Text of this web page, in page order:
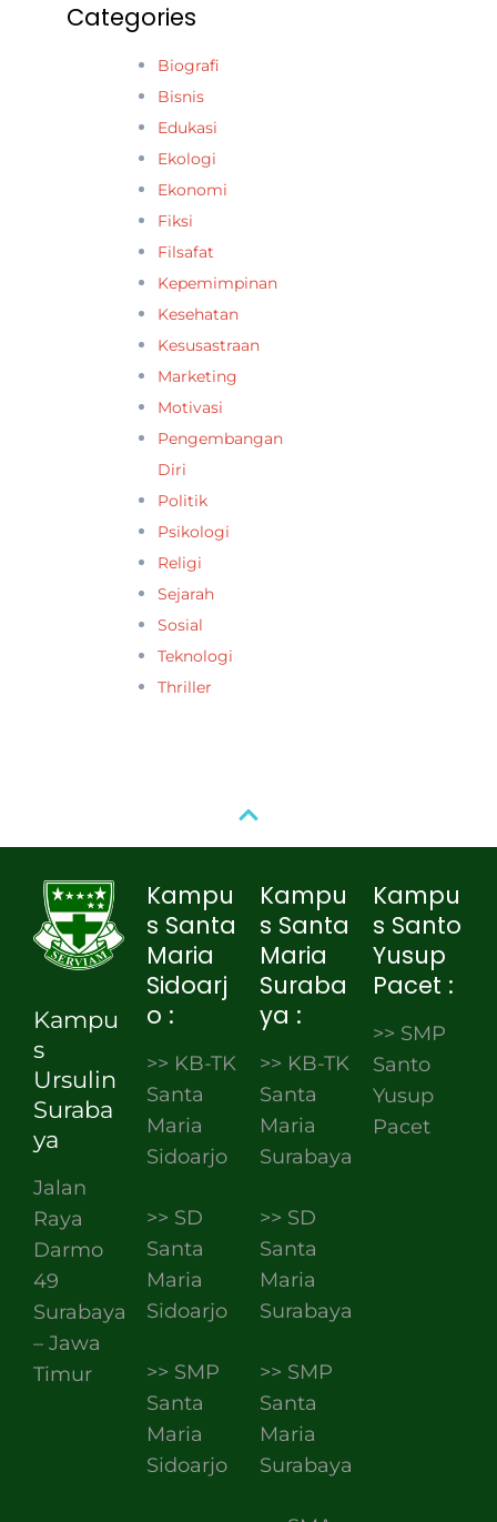
Categories
Biografi
Bisnis
Edukasi
Ekologi
Ekonomi
Fiksi
Filsafat
Kepemimpinan
Kesehatan
Kesusastraan
Marketing
Motivasi
Pengembangan
Diri
Politik
Psikologi
Religi
Sejarah
Sosial
Teknologi
Thriller
Kampu
s
Ursulin
Suraba
ya
Jalan
Raya
Darmo
49
Surabaya
– Jawa
Timur
Kampu
s Santa
Maria
Sidoarj
o :
>> KB-TK
Santa
Maria
Sidoarjo
>> SD
Santa
Maria
Sidoarjo
>> SMP
Santa
Maria
Sidoarjo
Kampu
s Santa
Maria
Suraba
ya :
>> KB-TK
Santa
Maria
Surabaya
>> SD
Santa
Maria
Surabaya
>> SMP
Santa
Maria
Surabaya
Kampu
s Santo
Yusup
Pacet :
>> SMP
Santo
Yusup
Pacet